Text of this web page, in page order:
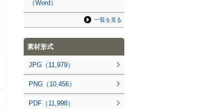
（Word）
一覧を見る
素材形式
JPG（11,979）
PNG（10,456）
PDF（11,998）